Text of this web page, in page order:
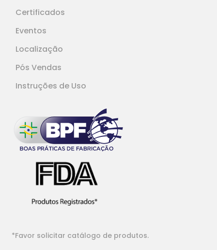
Certificados
Eventos
Localização
Pós Vendas
Instruções de Uso
*Favor solicitar catálogo de produtos.